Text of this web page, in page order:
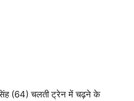
सिंह (64) चलती ट्रेन में चढ़ने के